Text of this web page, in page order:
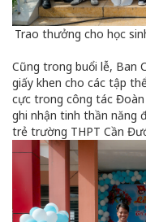
Trao thưởng cho học
Cũng trong buổi lễ, Ban
giấy khen cho các tập
cực trong công tác
ghi nhận tinh thần năng
trẻ trường THPT Cần